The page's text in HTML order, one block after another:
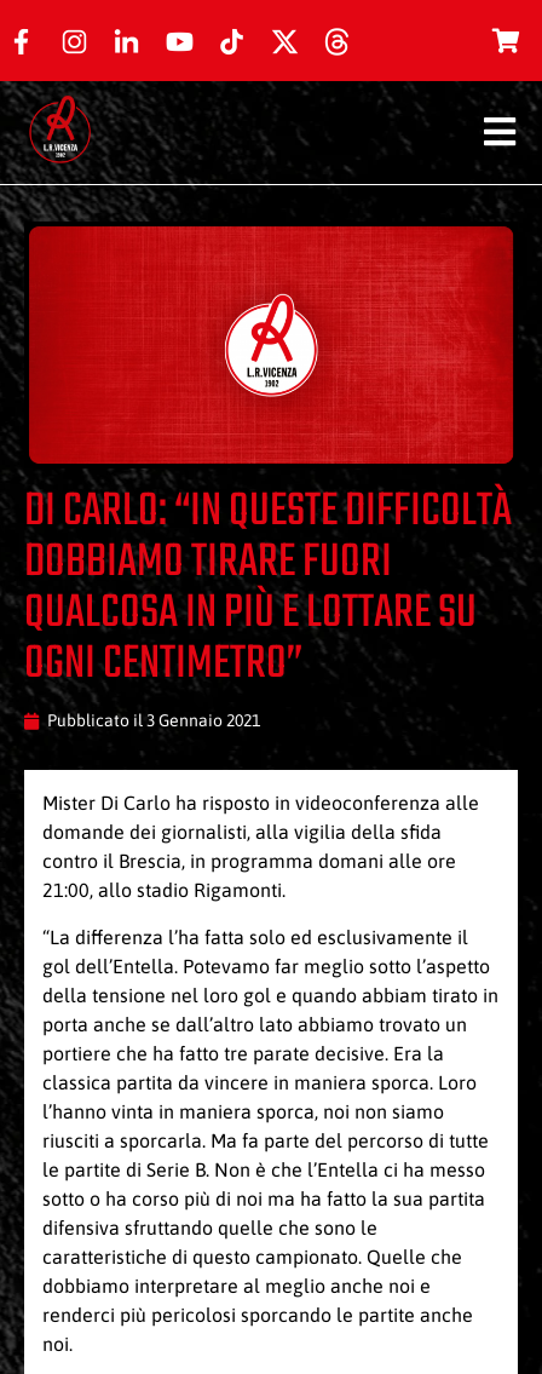
DI CARLO: “IN QUESTE DIFFICOLTÀ
DOBBIAMO TIRARE FUORI
QUALCOSA IN PIÙ E LOTTARE SU
OGNI CENTIMETRO”
Pubblicato il 3 Gennaio 2021
Mister Di Carlo ha risposto in videoconferenza alle
domande dei giornalisti, alla vigilia della sfida
contro il Brescia, in programma domani alle ore
21:00, allo stadio Rigamonti.
“La differenza l’ha fatta solo ed esclusivamente il
gol dell’Entella. Potevamo far meglio sotto l’aspetto
della tensione nel loro gol e quando abbiam tirato in
porta anche se dall’altro lato abbiamo trovato un
portiere che ha fatto tre parate decisive. Era la
classica partita da vincere in maniera sporca. Loro
l’hanno vinta in maniera sporca, noi non siamo
riusciti a sporcarla. Ma fa parte del percorso di tutte
le partite di Serie B. Non è che l’Entella ci ha messo
sotto o ha corso più di noi ma ha fatto la sua partita
difensiva sfruttando quelle che sono le
caratteristiche di questo campionato. Quelle che
dobbiamo interpretare al meglio anche noi e
renderci più pericolosi sporcando le partite anche
noi.